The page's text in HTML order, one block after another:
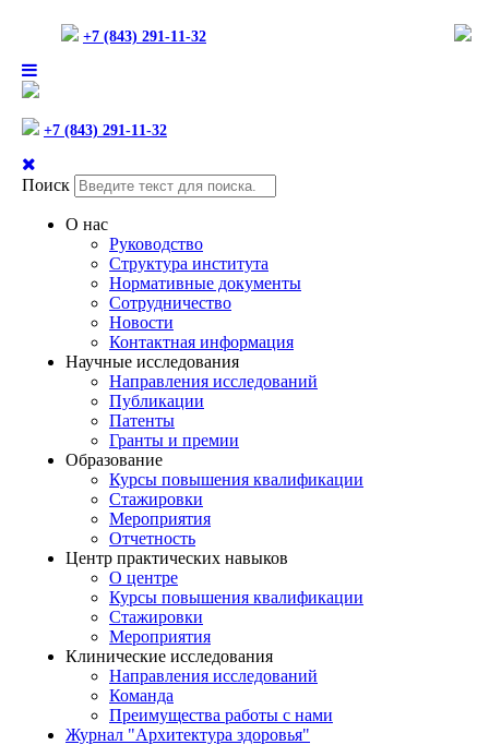
+7 (843) 291-11-32
+7 (843) 291-11-32
Поиск
О нас
Руководство
Структура института
Нормативные документы
Сотрудничество
Новости
Контактная информация
Научные исследования
Направления исследований
Публикации
Патенты
Гранты и премии
Образование
Курсы повышения квалификации
Стажировки
Мероприятия
Отчетность
Центр практических навыков
О центре
Курсы повышения квалификации
Стажировки
Мероприятия
Клинические исследования
Направления исследований
Команда
Преимущества работы с нами
Журнал "Архитектура здоровья"